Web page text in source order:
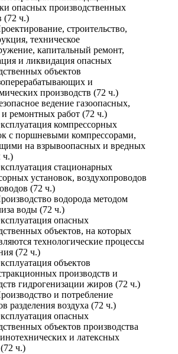
опасных производственных
(72 ч.)
строительство,
техническое
капитальный ремонт,
и ликвидация опасных
объектов
и
производств (72 ч.)
ведение газоопасных,
ремонтных работ (72 ч.)
компрессорных
с поршневыми компрессорами,
на взрывоопасных и вредных
ч.)
стационарных
установок, воздухопроводов
(72 ч.)
водорода методом
воды (72 ч.)
опасных
объектов, на которых
технологические процессы
(72 ч.)
объектов
производств и
гидрогенизации жиров (72 ч.)
и потребление
разделения воздуха (72 ч.)
опасных
объектов производства
и латексных
ч.)